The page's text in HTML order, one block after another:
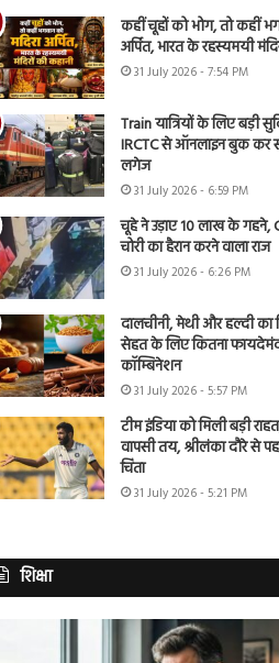
कहीं चूहों को भोग, तो कहीं
अर्पित, भारत के रहस्यमयी
31 July 2026 - 7:54 PM
Train यात्रियों के लिए बड़ी
IRCTC से ऑनलाइन बुक
लगेज
31 July 2026 - 6:59 PM
चूहे ने उड़ाए 10 लाख के गहने,
चोरी का हैरान करने वाला राज
31 July 2026 - 6:26 PM
दालचीनी, मेथी और हल्दी का
सेहत के लिए कितना
कॉम्बिनेशन
31 July 2026 - 5:57 PM
टीम इंडिया को मिली बड़ी
वापसी तय, श्रीलंका दौरे से
चिंता
31 July 2026 - 5:21 PM
शिक्षा